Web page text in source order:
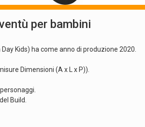
per bambini
Kids) ha come anno di produzione 2020.
Dimensioni (A x L x P)).
Build.